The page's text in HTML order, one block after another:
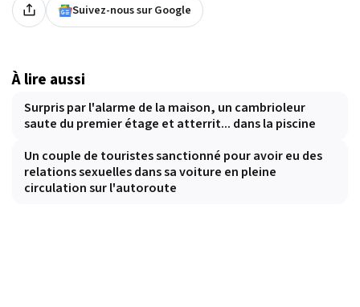
Suivez-nous sur Google
À lire aussi
Surpris par l'alarme de la maison, un cambrioleur
saute du premier étage et atterrit... dans la piscine
Un couple de touristes sanctionné pour avoir eu des
relations sexuelles dans sa voiture en pleine
circulation sur l'autoroute